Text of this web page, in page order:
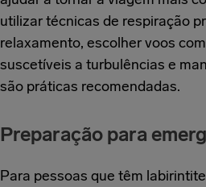
utilizar técnicas de respiração
relaxamento, escolher voos
suscetíveis a turbulências e
são práticas recomendadas.
Preparação para
Para pessoas que têm